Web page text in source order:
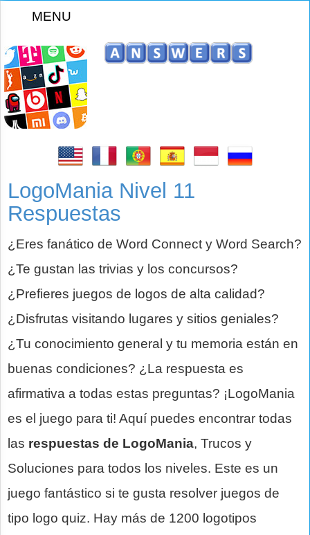
MENU
LogoMania Nivel 11
Respuestas
¿Eres fanático de Word Connect y Word Search?
¿Te gustan las trivias y los concursos?
¿Prefieres juegos de logos de alta calidad?
¿Disfrutas visitando lugares y sitios geniales?
¿Tu conocimiento general y tu memoria están en
buenas condiciones? ¿La respuesta es
afirmativa a todas estas preguntas? ¡LogoMania
es el juego para ti! Aquí puedes encontrar todas
las respuestas de LogoMania, Trucos y
Soluciones para todos los niveles. Este es un
juego fantástico si te gusta resolver juegos de
tipo logo quiz. Hay más de 1200 logotipos